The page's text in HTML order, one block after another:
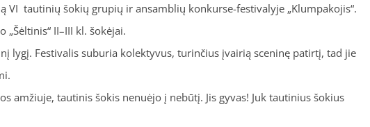
VI tautinių šokių grupių ir ansamblių konkurse-festivalyje „Klumpakojis“.
II–III kl. šokėjai.
Festivalis suburia kolektyvus, turinčius įvairią sceninę patirtį, tad jie
amžiuje, tautinis šokis nenuėjo į nebūtį. Jis gyvas! Juk tautinius šokius